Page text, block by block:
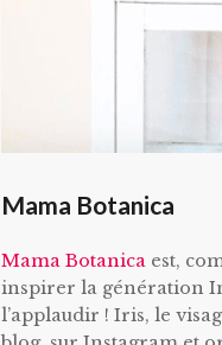
Mama Botanica
Mama Botanica est,
inspirer la génération
l’applaudir ! Iris, le